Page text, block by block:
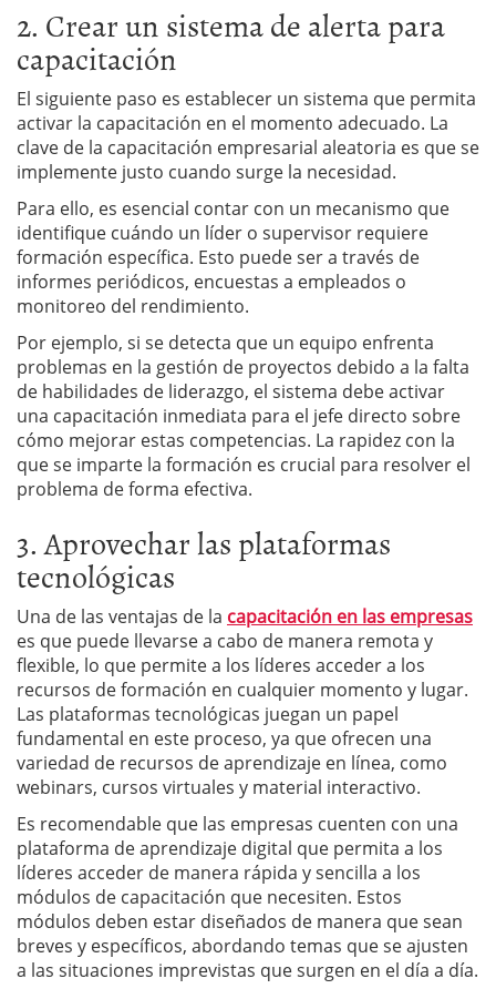
2. Crear un sistema de alerta para
capacitación
El siguiente paso es establecer un sistema que permita
activar la capacitación en el momento adecuado. La
clave de la capacitación empresarial aleatoria es que se
implemente justo cuando surge la necesidad.
Para ello, es esencial contar con un mecanismo que
identifique cuándo un líder o supervisor requiere
formación específica. Esto puede ser a través de
informes periódicos, encuestas a empleados o
monitoreo del rendimiento.
Por ejemplo, si se detecta que un equipo enfrenta
problemas en la gestión de proyectos debido a la falta
de habilidades de liderazgo, el sistema debe activar
una capacitación inmediata para el jefe directo sobre
cómo mejorar estas competencias. La rapidez con la
que se imparte la formación es crucial para resolver el
problema de forma efectiva.
3. Aprovechar las plataformas
tecnológicas
Una de las ventajas de la capacitación en las empresas
es que puede llevarse a cabo de manera remota y
flexible, lo que permite a los líderes acceder a los
recursos de formación en cualquier momento y lugar.
Las plataformas tecnológicas juegan un papel
fundamental en este proceso, ya que ofrecen una
variedad de recursos de aprendizaje en línea, como
webinars, cursos virtuales y material interactivo.
Es recomendable que las empresas cuenten con una
plataforma de aprendizaje digital que permita a los
líderes acceder de manera rápida y sencilla a los
módulos de capacitación que necesiten. Estos
módulos deben estar diseñados de manera que sean
breves y específicos, abordando temas que se ajusten
a las situaciones imprevistas que surgen en el día a día.